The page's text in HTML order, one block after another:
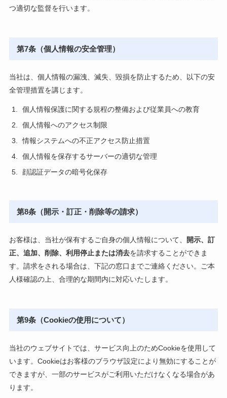
つ適切な監督を行います。
第7条（個人情報の安全管理）
当社は、個人情報の漏洩、滅失、毀損を防止するため、以下の安
全管理措置を講じます。
個人情報保護に関する規程の整備および従業員への教育
個人情報へのアクセス制限
情報システムへの不正アクセス防止措置
個人情報を保存するサーバーの適切な管理
顔認証データの暗号化保存
第8条（開示・訂正・削除等の請求）
お客様は、当社が保有するご自身の個人情報について、
開示、訂
正、追加、削除、利用停止または消去を請求することができま
す。請求をされる場合は、下記の窓口までご連絡ください。ご本
人様確認の上、合理的な期間内に対応いたします。
第9条（Cookieの使用について）
当社のウェブサイトでは、サービス向上のためCookieを使用して
います。Cookieはお客様のブラウザ設定により無効にすることが
できますが、一部のサービスがご利用いただけなくなる場合があ
ります。